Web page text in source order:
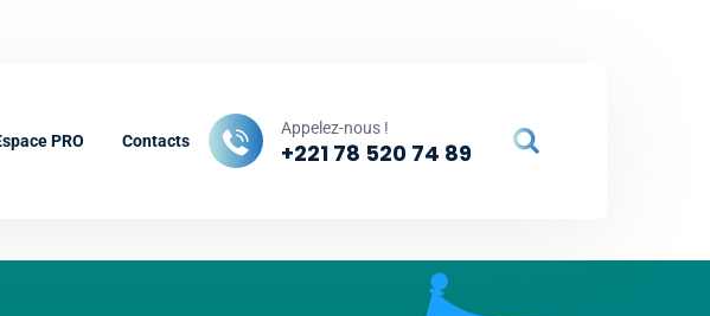
PRO Contacts
Appelez-nous !
+221 78 520 74 89